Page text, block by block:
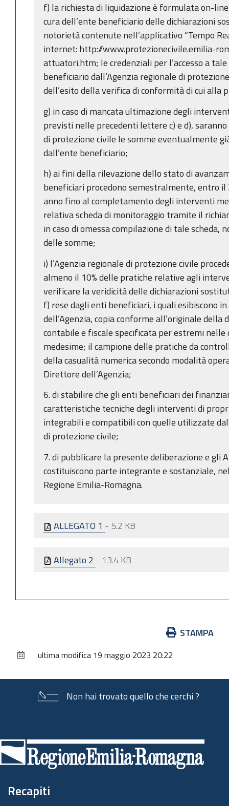
f) la richiesta di liquidazione è formulata on-
cura dell’ente beneficiario delle dichiarazioni
notorietà contenute nell’applicativo “Tempo
internet: http://www.protezionecivile.emilia-
attuatori.htm; le credenziali per l’accesso a
beneficiario dall’Agenzia regionale di
dell’esito della verifica di conformità di cui alla
g) in caso di mancata ultimazione degli
previsti nelle precedenti lettere c) e d),
di protezione civile le somme eventualmente
dall’ente beneficiario;
h) ai fini della rilevazione dello stato di
beneficiari procedono semestralmente, entro il
anno fino al completamento degli interventi
relativa scheda di monitoraggio tramite il
in caso di omessa compilazione di tale scheda,
delle somme;
i) l’Agenzia regionale di protezione civile
almeno il 10% delle pratiche relative agli
verificare la veridicità delle dichiarazioni
f) rese dagli enti beneficiari, i quali esibiscono
dell’Agenzia, copia conforme all’originale
contabile e fiscale specificata per estremi
medesime; il campione delle pratiche da
della casualità numerica secondo modalità
Direttore dell’Agenzia;
6. di stabilire che gli enti beneficiari dei
caratteristiche tecniche degli interventi di
integrabili e compatibili con quelle utilizzate
di protezione civile;
7. di pubblicare la presente deliberazione e gli
costituiscono parte integrante e sostanziale,
Regione Emilia-Romagna.
ALLEGATO 1 - 5.2 KB
Allegato 2 - 13.4 KB
documento
STAMPA
ultima modifica 19 maggio 2023 20:22
Non hai trovato quello che cerchi ?
di
pagina
Recapiti